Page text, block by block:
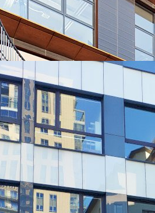
ЧАЩЕ ВСЕГО ВЫБИРАЮТ